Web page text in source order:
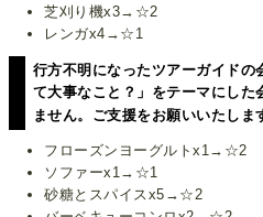
芝刈り機x3→☆2
レンガx4→☆1
行方不明になったツアーガイド
て大事なこと？」をテーマにした
ません。ご支援をお願いいたしま
フローズンヨーグルトx1→☆2
ソファーx1→☆1
砂糖とスパイスx5→☆2